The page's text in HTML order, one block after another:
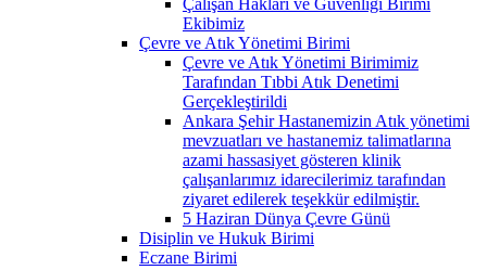
Ekibimiz
Çevre ve Atık Yönetimi Birimi
Çevre ve Atık Yönetimi Birimimiz
Tarafından Tıbbi Atık Denetimi
Gerçekleştirildi
Ankara Şehir Hastanemizin Atık yönetimi
mevzuatları ve hastanemiz talimatlarına
azami hassasiyet gösteren klinik
çalışanlarımız idarecilerimiz tarafından
ziyaret edilerek teşekkür edilmiştir.
5 Haziran Dünya Çevre Günü
Disiplin ve Hukuk Birimi
Eczane Birimi